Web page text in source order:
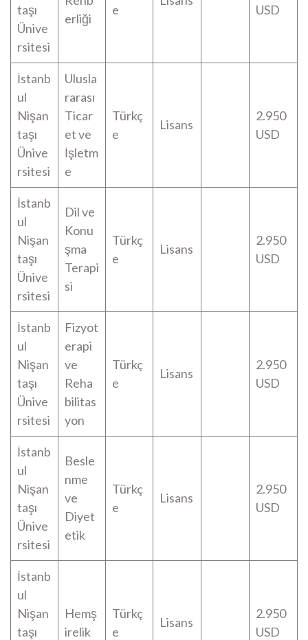
taşı
Ünive
rsitesi
erliği
e
USD
İstanb
ul
Nişan
taşı
Ünive
rsitesi
Ulusla
rarası
Ticar
et ve
İşletm
e
Türkç
e
Lisans
2.950
USD
İstanb
ul
Nişan
taşı
Ünive
rsitesi
Dil ve
Konu
şma
Terapi
si
Türkç
e
Lisans
2.950
USD
İstanb
ul
Nişan
taşı
Ünive
rsitesi
Fizyot
erapi
ve
Reha
bilitas
yon
Türkç
e
Lisans
2.950
USD
İstanb
ul
Nişan
taşı
Ünive
rsitesi
Besle
nme
ve
Diyet
etik
Türkç
e
Lisans
2.950
USD
İstanb
ul
Nişan
taşı
Hemş
irelik
Türkç
e
Lisans
2.950
USD